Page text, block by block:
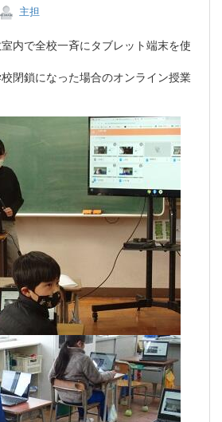
主担
内で全校一斉にタブレット端末を使
閉鎖になった場合のオンライン授業